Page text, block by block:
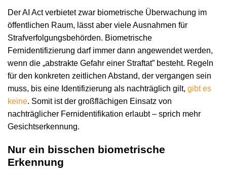
Der AI Act verbietet zwar biometrische Überwachung im
öffentlichen Raum, lässt aber viele Ausnahmen für
Strafverfolgungsbehörden. Biometrische
Fernidentifizierung darf immer dann angewendet werden,
wenn die „abstrakte Gefahr einer Straftat” besteht. Regeln
für den konkreten zeitlichen Abstand, der vergangen sein
muss, bis eine Identifizierung als nachträglich gilt, gibt es
keine. Somit ist der großflächigen Einsatz von
nachträglicher Fernidentifikation erlaubt – sprich mehr
Gesichtserkennung.
Nur ein bisschen biometrische
Erkennung